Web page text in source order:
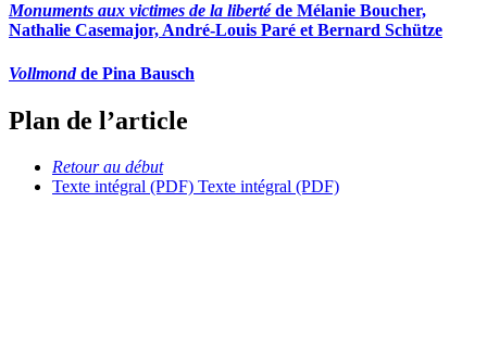
Monuments aux victimes de la liberté de Mélanie Boucher,
Nathalie Casemajor, André-Louis Paré et Bernard Schütze
Vollmondde Pina Bausch
Plan de l’article
Retour au début
Texte intégral (PDF) Texte intégral (PDF)